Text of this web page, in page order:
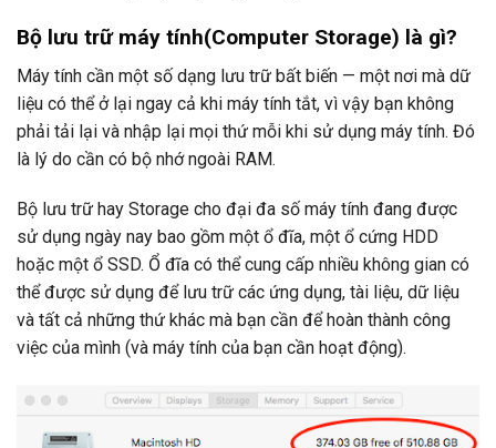
Bộ lưu trữ máy tính(Computer Storage) là gì?
Máy tính cần một số dạng lưu trữ bất biến — một nơi mà dữ
liệu có thể ở lại ngay cả khi máy tính tắt, vì vậy bạn không
phải tải lại và nhập lại mọi thứ mỗi khi sử dụng máy tính. Đó
là lý do cần có bộ nhớ ngoài RAM.
Bộ lưu trữ hay Storage cho đại đa số máy tính đang được
sử dụng ngày nay bao gồm một ổ đĩa, một ổ cứng HDD
hoặc một ổ SSD. Ổ đĩa có thể cung cấp nhiều không gian có
thể được sử dụng để lưu trữ các ứng dụng, tài liệu, dữ liệu
và tất cả những thứ khác mà bạn cần để hoàn thành công
việc của mình (và máy tính của bạn cần hoạt động).